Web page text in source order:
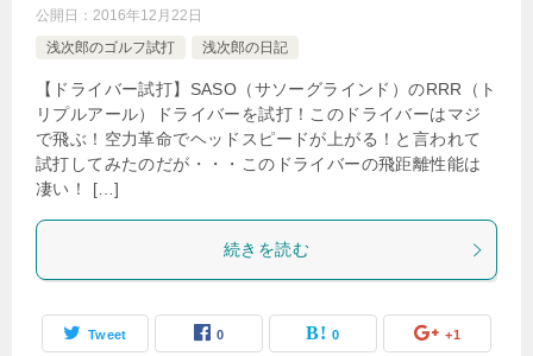
公開日： 2016年12月22日
浅次郎のゴルフ試打
浅次郎の日記
【ドライバー試打】SASO（サソーグラインド）のRRR（ト
リプルアール）ドライバーを試打！このドライバーはマジ
で飛ぶ！空力革命でヘッドスピードが上がる！と言われて
試打してみたのだが・・・このドライバーの飛距離性能は
凄い！ […]
続きを読む
Tweet 0 0 +1